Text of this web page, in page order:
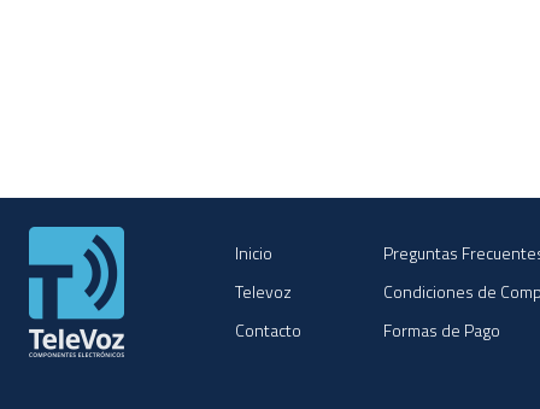
Inicio
Preguntas
Televoz
Condiciones de
Contacto
Formas de Pago